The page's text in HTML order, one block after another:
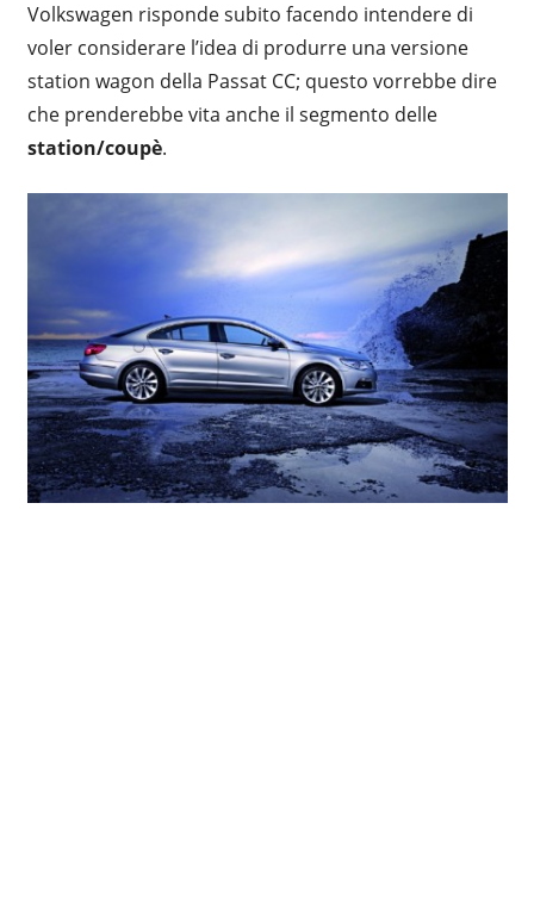
Volkswagen risponde subito facendo intendere di
voler considerare l’idea di produrre una versione
station wagon della Passat CC; questo vorrebbe dire
che prenderebbe vita anche il segmento delle
station/coupè.